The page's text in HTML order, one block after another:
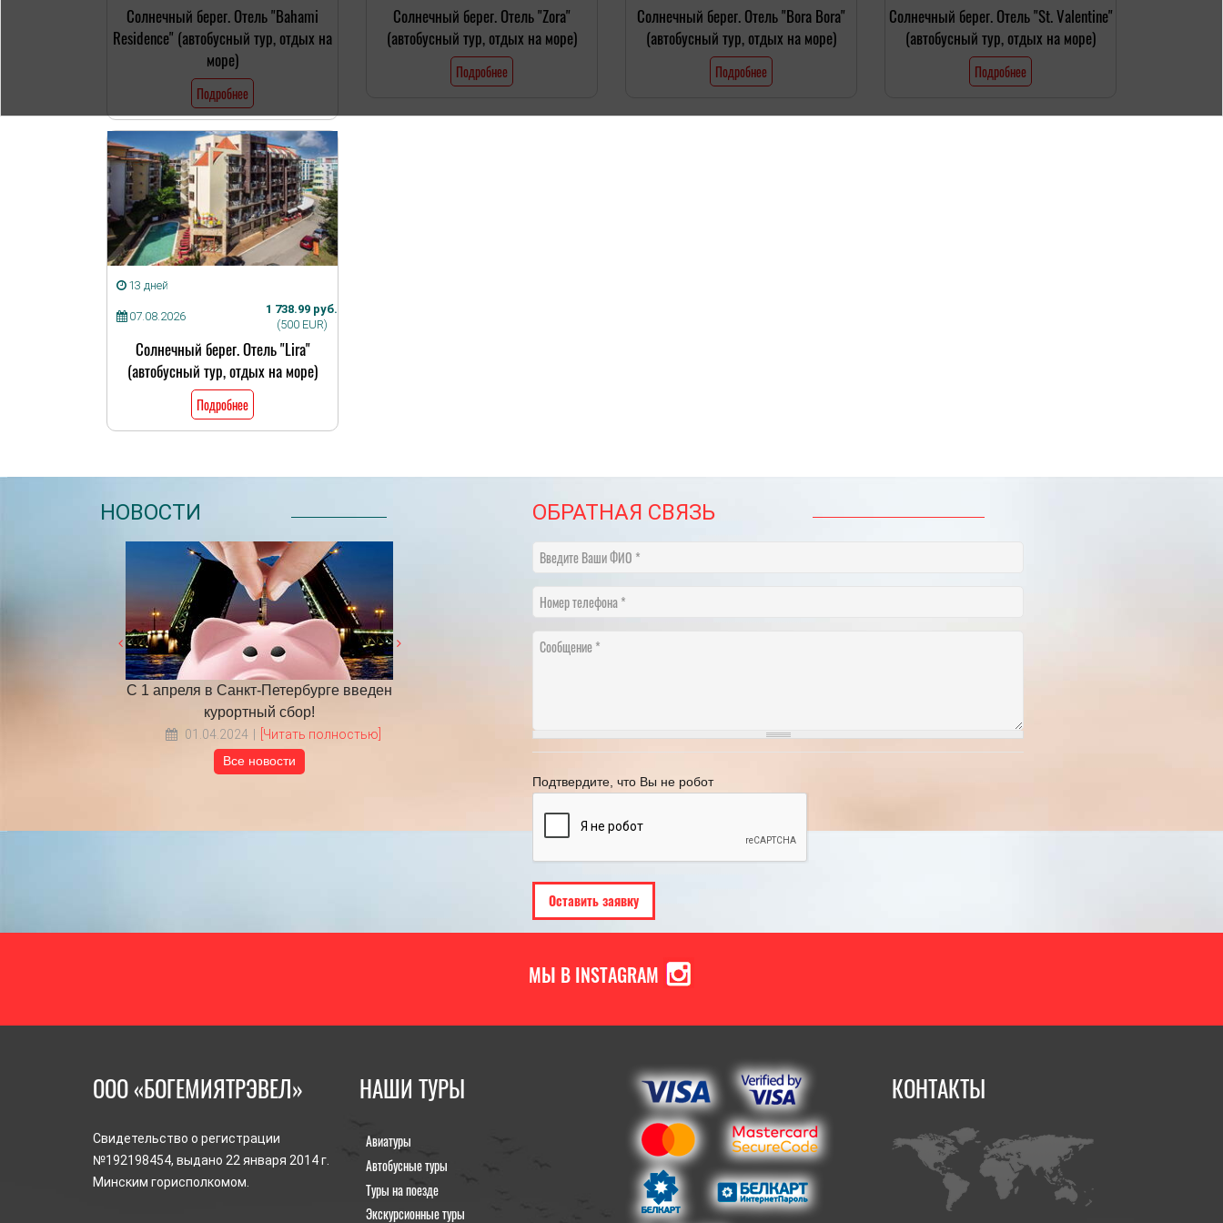
Солнечный берег. Отель "Bahami
Residence" (автобусный тур, отдых на
море)
Подробнее
Солнечный берег. Отель "Zora"
(автобусный тур, отдых на море)
Подробнее
Солнечный берег. Отель "Bora Bora"
(автобусный тур, отдых на море)
Подробнее
Солнечный берег. Отель "St. Valentine"
(автобусный тур, отдых на море)
Подробнее
13 дней
07.08.2026
1 738.99 руб.
(500 EUR)
Солнечный берег. Отель "Lira"
(автобусный тур, отдых на море)
Подробнее
НОВОСТИ
С 1 апреля в Санкт-Петербурге введен
курортный сбор!
01.04.2024 [Читать полностью] [Читать полностью] 21.11.2024
Все новости
ОБРАТНАЯ СВЯЗЬ
Введите Ваши ФИО
Номер телефона
Сообщение
Подтвердите, что Вы не робот
МЫ В INSTAGRAM
ООО «БОГЕМИЯТРЭВЕЛ»
Свидетельство о регистрации
№192198454, выдано 22 января 2014 г.
Минским горисполкомом.
НАШИ ТУРЫ
Авиатуры
Автобусные туры
Туры на поезде
Экскурсионные туры
КОНТАКТЫ